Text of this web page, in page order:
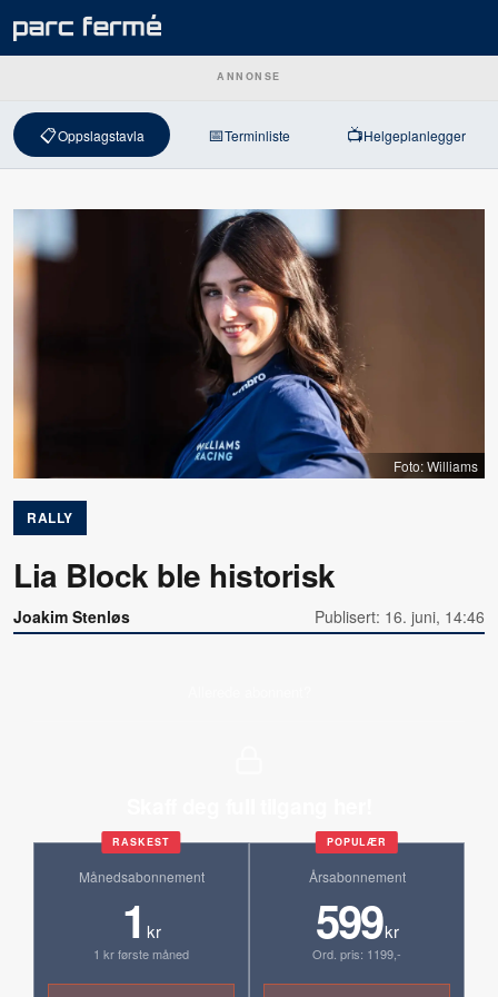
ANNONSE
📋Oppslagstavla 📅Terminliste 📺Helgeplanlegger
Foto: Williams
RALLY
Lia Block ble historisk
Joakim Stenløs Publisert: 16. juni, 14:46
RASKEST
Månedsabonnement
1 kr
1 kr første måned
POPULÆR
Årsabonnement
599kr
Ord. pris: 1199,-